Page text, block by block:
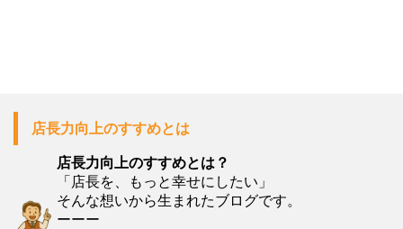
店長力向上のすすめとは
店長力向上のすすめとは？
「店長を、もっと幸せにしたい」
そんな想いから生まれたブログです。
ーーー